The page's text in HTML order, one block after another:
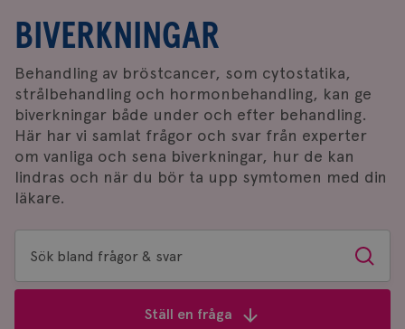
BIVERKNINGAR
Behandling av bröstcancer, som cytostatika,
strålbehandling och hormonbehandling, kan ge
biverkningar både under och efter behandling.
Här har vi samlat frågor och svar från experter
om vanliga och sena biverkningar, hur de kan
lindras och när du bör ta upp symtomen med din
läkare.
Sök
bland
Sök
Ställ en fråga